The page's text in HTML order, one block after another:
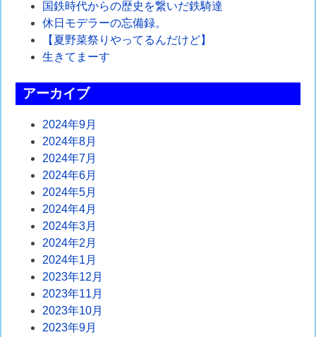
ゲ
シ
ョ
ン
国鉄時代からの歴史を繋いだ鉄騎達
休日モデラーの忘備録。
【夏野菜祭りやってるんだけど】
生きてまーす
アーカイブ
2024年9月
2024年8月
2024年7月
2024年6月
2024年5月
2024年4月
2024年3月
2024年2月
2024年1月
2023年12月
2023年11月
2023年10月
2023年9月